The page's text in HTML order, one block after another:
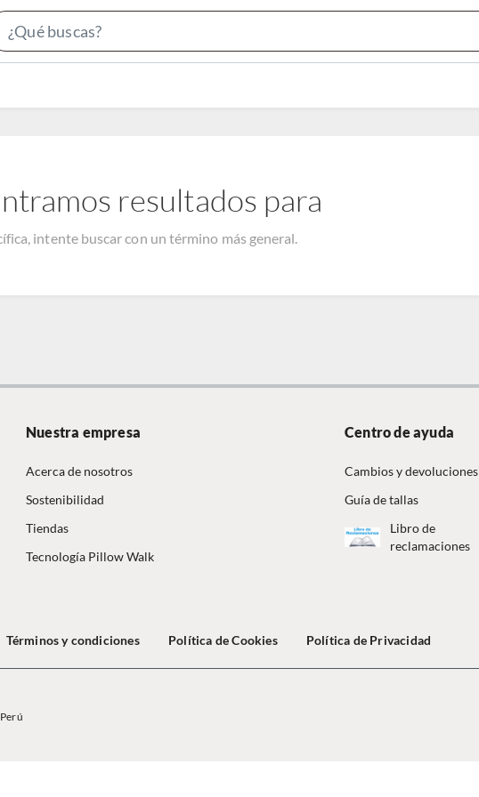
Bar
resultados para
intente buscar con un término más general.
Nuestra empresa
Acerca de nosotros
Sostenibilidad
Tiendas
Tecnología Pillow Walk
Centro de ayuda
Cambios y devoluciones
Guía de tallas
Libro de
reclamaciones
Términos y condiciones Política de Cookies Política de Privacidad